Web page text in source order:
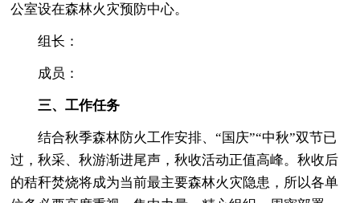
公室设在森林火灾预防中心。
组长：
成员：
三、工作任务
结合秋季森林防火工作安排、“国庆”“中秋”双节已
过，秋采、秋游渐进尾声，秋收活动正值高峰。秋收后
的秸秆焚烧将成为当前最主要森林火灾隐患，所以各单